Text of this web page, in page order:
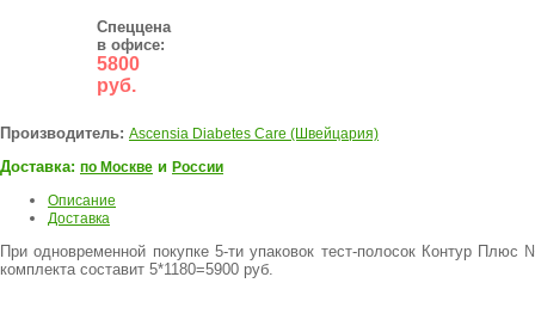
Спеццена
в офисе:
5800
руб.
Производитель: Ascensia Diabetes Care (Швейцария)
Доставка: по Москве и России
Описание
Доставка
При одновременной покупке 5-ти упаковок тест-полосок Контур Плюс
комплекта составит 5*1180=5900 руб.